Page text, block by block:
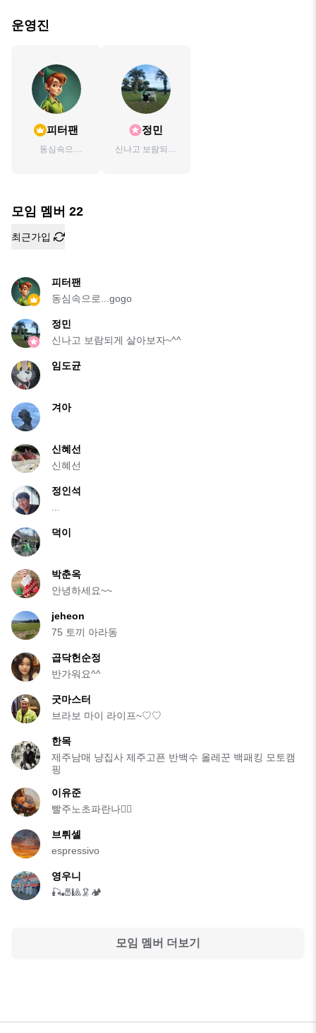
운영진
피터팬
동심속으
정민
신나고 보람되게
모임 멤버 22
최근가입
피터팬
동심속으로...gogo
정민
신나고 보람되게 살아보자~^^
임도균
겨아
신혜선
신혜선
정인석
덕이
박춘옥
안녕하세요~~
jeheon
75 토끼 아라동
곱닥헌순정
반가워요^^
굿마스터
브라보 마이 라이프~♡♡
한목
제주남매 냥집사 제주고픈 반백수 올레꾼 백패킹 모토캠
핑
이유준
빨주노초파란나🙅‍♂️
브뤼셀
espressivo
영우니
🎣🎳🎱🦑🏕
모임 멤버 더보기